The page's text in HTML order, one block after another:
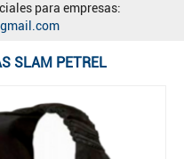
para empresas:
SLAM PETREL